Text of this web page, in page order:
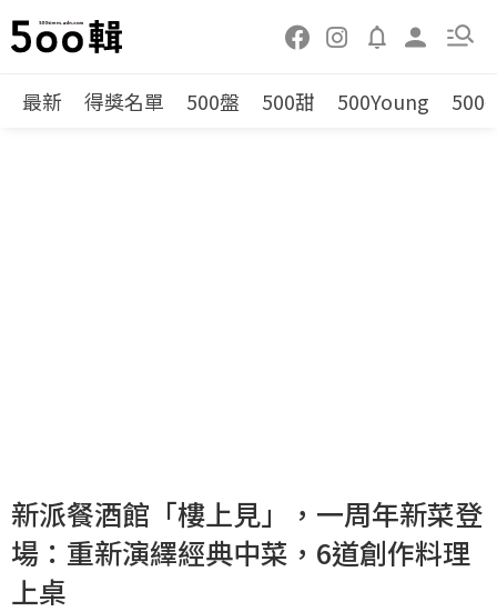
最新 得獎名單 500盤 500甜 500Young 500
新派餐酒館「樓上見」，一周年新菜登
場：重新演繹經典中菜，6道創作料理
上桌